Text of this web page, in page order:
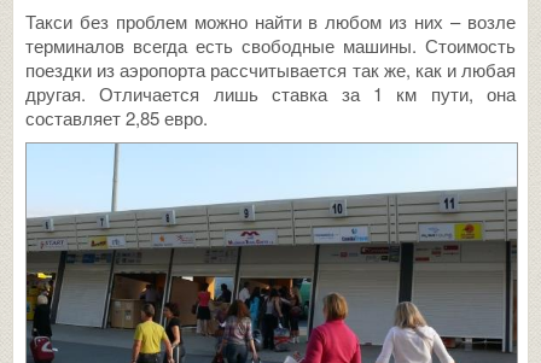
Такси без проблем можно найти в любом из них – возле
терминалов всегда есть свободные машины. Стоимость
поездки из аэропорта рассчитывается так же, как и любая
другая. Отличается лишь ставка за 1 км пути, она
составляет 2,85 евро.